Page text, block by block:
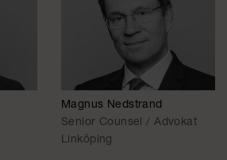
Magnus Nedstrand
Senior Counsel / Advokat
Linköping